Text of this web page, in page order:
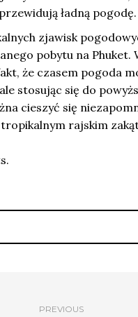
ładną pogodę.
zjawisk
pobytu na Phuket.
że czasem pogoda
stosując się do
cieszyć się
rajskim
PREVIOUS